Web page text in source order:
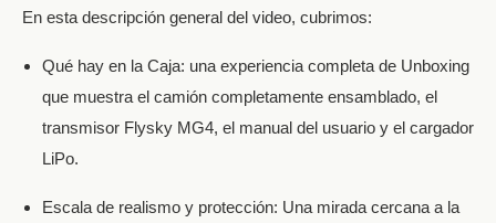
En esta descripción general del video, cubrimos:
Qué hay en la Caja: una experiencia completa de Unboxing
que muestra el camión completamente ensamblado, el
transmisor Flysky MG4, el manual del usuario y el cargador
LiPo.
Escala de realismo y protección: Una mirada cercana a la